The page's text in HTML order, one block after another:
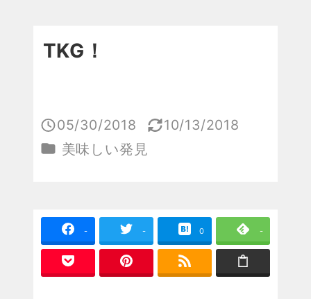
TKG！
投稿日
05/30/2018
更新日
10/13/2018
カテゴリー
美味しい発見
- - 0 -